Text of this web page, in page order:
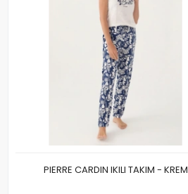
PIERRE CARDIN IKILI TAKIM - KREM